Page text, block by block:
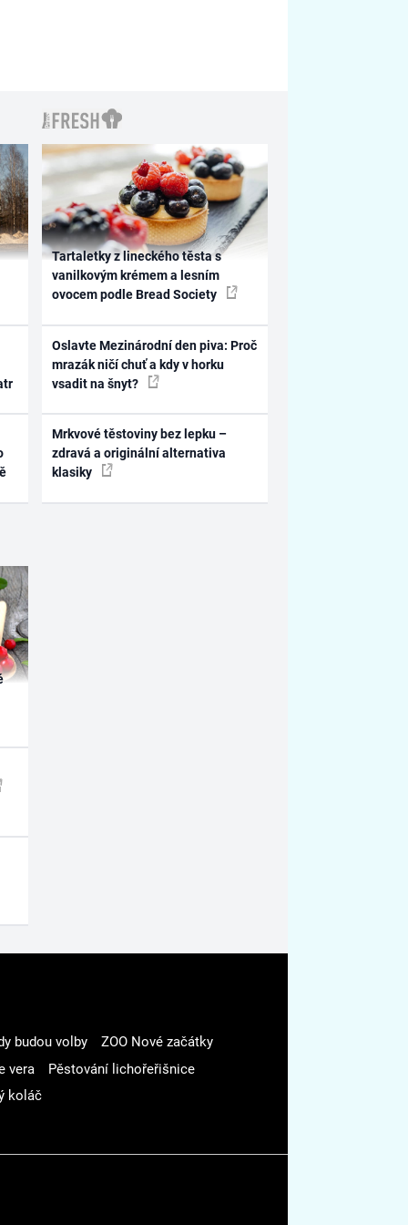
Tartaletky z lineckého těsta s
vanilkovým krémem a lesním
ovocem podle Bread Society
Oslavte Mezinárodní den piva: Proč
mrazák ničí chuť a kdy v horku
vsadit na šnyt?
Mrkvové těstoviny bez lepku –
zdravá a originální alternativa
klasiky
budou volby
ZOO Nové začátky
vera
Pěstování lichořeřišnice
koláč